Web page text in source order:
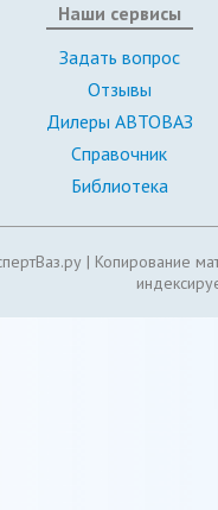
Наши сервисы
Задать вопрос
Отзывы
Дилеры АВТОВАЗ
Справочник
Библиотека
| Копирование